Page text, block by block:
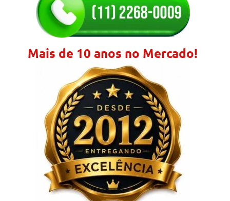
Mais de 10 anos no Mercado!